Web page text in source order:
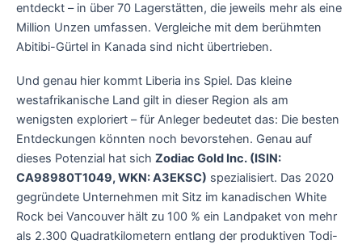
entdeckt – in über 70 Lagerstätten, die jeweils mehr als eine
Million Unzen umfassen. Vergleiche mit dem berühmten
Abitibi-Gürtel in Kanada sind nicht übertrieben.
Und genau hier kommt Liberia ins Spiel. Das kleine
westafrikanische Land gilt in dieser Region als am
wenigsten exploriert – für Anleger bedeutet das: Die besten
Entdeckungen könnten noch bevorstehen. Genau auf
dieses Potenzial hat sich Zodiac Gold Inc. (ISIN:
CA98980T1049, WKN: A3EKSC) spezialisiert. Das 2020
gegründete Unternehmen mit Sitz im kanadischen White
Rock bei Vancouver hält zu 100 % ein Landpaket von mehr
als 2.300 Quadratkilometern entlang der produktiven Todi-